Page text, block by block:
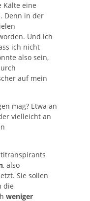
Kälte eine
Denn in der
Und ich
ich nicht
also sein,
auf mein
mag? Etwa an
vielleicht an
, also
Sie sollen
die
weniger